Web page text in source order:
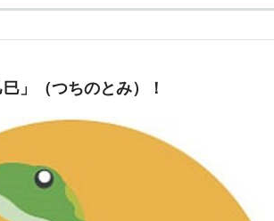
」（つちのとみ）！